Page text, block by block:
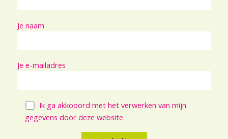
Je naam
Je e-mailadres
Ik ga akkooord met het verwerken van mijn
gegevens door deze website